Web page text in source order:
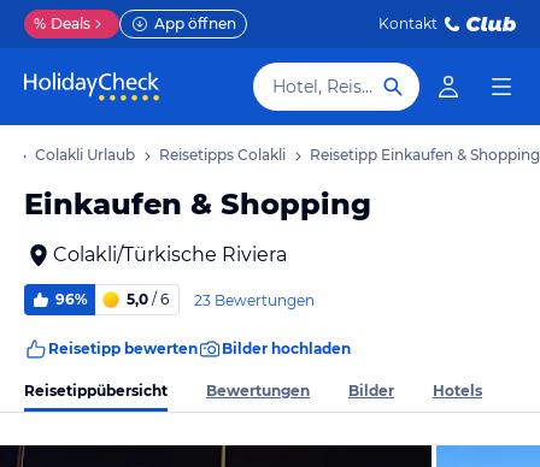
% Deals App öffnen Kontakt
Hotel, Reiseziel
Colakli Urlaub Reisetipps Colakli Reisetipp Einkaufen & Shopping
Einkaufen & Shopping
Colakli/Türkische Riviera
96% 5,0 / 6 23 Bewertungen
Reisetipp bewerten Bilder hochladen
Reisetippübersicht Bewertungen Bilder Hotels